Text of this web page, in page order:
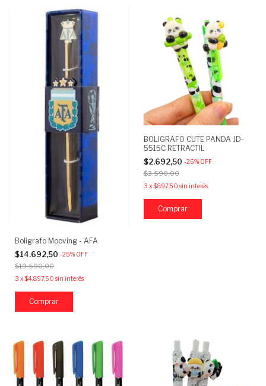
Boligrafo Mooving - AFA
$14.692,50 -25% OFF
$19.590,00
3 x$4.897,50 sin interés
BOLIGRAFO CUTE PANDA JD-
5515C RETRACTIL
$2.692,50 -25% OFF
$3.590,00
3 x$897,50 sin interés